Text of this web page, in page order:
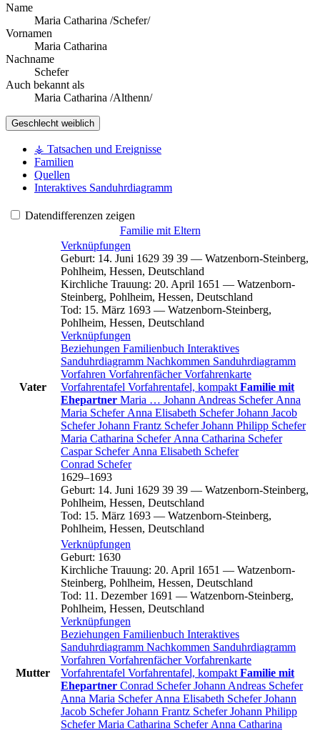
Name
Maria Catharina /Schefer/
Vornamen
Maria Catharina
Nachname
Schefer
Auch bekannt als
Maria Catharina /Althenn/
Geschlecht weiblich
⚶ Tatsachen und Ereignisse
Familien
Quellen
Interaktives Sanduhrdiagramm
Datendifferenzen zeigen
Familie mit Eltern
Vater
Verknüpfungen
Geburt: 14. Juni 1629 39 39 — Watzenborn-Steinberg,
Pohlheim, Hessen, Deutschland
Kirchliche Trauung: 20. April 1651 — Watzenborn-
Steinberg, Pohlheim, Hessen, Deutschland
Tod: 15. März 1693 — Watzenborn-Steinberg,
Pohlheim, Hessen, Deutschland
Verknüpfungen
Beziehungen Familienbuch Interaktives
Sanduhrdiagramm Nachkommen Sanduhrdiagramm
Vorfahren VorfahrenfächerVorfahrenkarte
Vorfahrentafel Vorfahrentafel, kompakt Familie mit
Ehepartner Maria … Johann Andreas Schefer Anna
Maria Schefer Anna Elisabeth Schefer Johann Jacob
Schefer Johann Frantz Schefer Johann Philipp Schefer
Maria Catharina Schefer Anna Catharina Schefer
Caspar Schefer Anna Elisabeth Schefer
Conrad Schefer
1629–1693
Geburt: 14. Juni 1629 39 39 — Watzenborn-Steinberg,
Pohlheim, Hessen, Deutschland
Tod: 15. März 1693 — Watzenborn-Steinberg,
Pohlheim, Hessen, Deutschland
Mutter
Verknüpfungen
Geburt: 1630
Kirchliche Trauung: 20. April 1651 — Watzenborn-
Steinberg, Pohlheim, Hessen, Deutschland
Tod: 11. Dezember 1691 — Watzenborn-Steinberg,
Pohlheim, Hessen, Deutschland
Verknüpfungen
Beziehungen Familienbuch Interaktives
Sanduhrdiagramm Nachkommen Sanduhrdiagramm
Vorfahren VorfahrenfächerVorfahrenkarte
Vorfahrentafel Vorfahrentafel, kompakt Familie mit
Ehepartner Conrad Schefer Johann Andreas Schefer
Anna Maria Schefer Anna Elisabeth Schefer Johann
Jacob Schefer Johann Frantz Schefer Johann Philipp
Schefer Maria Catharina Schefer Anna Catharina